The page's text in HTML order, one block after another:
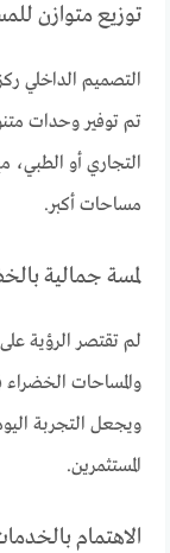
توزيع متوازن
التصميم الداخلي
تم توفير وحدات
التجاري أو
مساحات أكبر.
لمسة جمالية
لم تقتصر الرؤية
والمساحات
ويجعل التجربة
المستثمرين.
الاهتمام